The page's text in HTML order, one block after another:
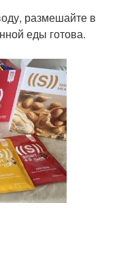
размешайте в
еды готова.